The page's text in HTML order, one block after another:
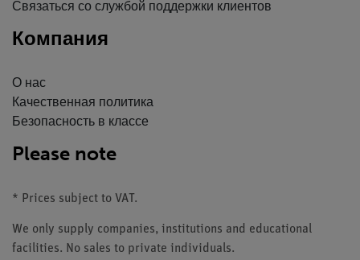
Связаться со службой поддержки клиентов
Компания
О нас
Качественная политика
Безопасность в классе
Please note
* Prices subject to VAT.
We only supply companies, institutions and educational
facilities. No sales to private individuals.